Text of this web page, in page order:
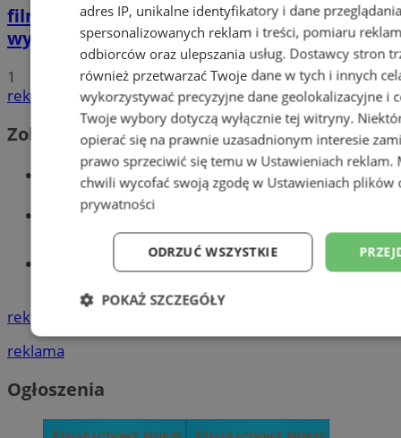
film
Potrącił seniorkę i uciekł z miejsca
wypadku. 20-latek trafił do aresztu
1
reklama
Zobacz również
Wiadomości kryminalne w Wodzisławiu
Wiadomości lokalne
Tworzenie stron www - Wodzisław
reklama
reklama
Ogłoszenia
adres IP, unikalne identyfikatory i dane
spersonalizowanych reklam i treści, pomiaru
odbiorców oraz ulepszania usług. Dostawcy stron
również przetwarzać Twoje dane w tych i innych
wykorzystywać precyzyjne dane geolokalizacyjne i
Twoje wybory dotyczą wyłącznie tej witryny.
opierać się na prawnie uzasadnionym interesie
prawo sprzeciwić się temu w Ustawieniach reklam.
chwili wycofać swoją zgodę w Ustawieniach plików
prywatności
ODRZUĆ WSZYSTKIE
POKAŻ SZCZEGÓŁY
Niezbędne Wydajność